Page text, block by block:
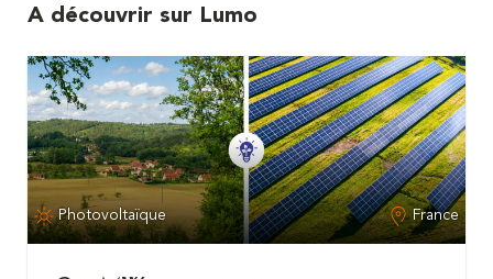
A découvrir sur Lumo
Photovoltaïque France